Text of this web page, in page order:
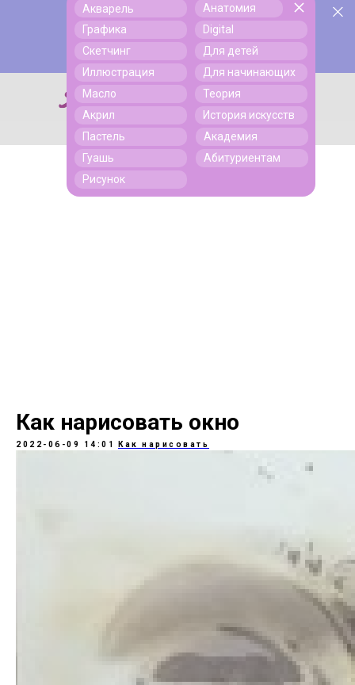
Поиск
Поиск
Акварель
Графика
Скетчинг
Иллюстрация
Масло
Акрил
Пастель
Гуашь
Рисунок
Анатомия
Digital
Для детей
Для начинающих
Теория
История искусств
Академия
Абитуриентам
Как нарисовать окно
2022-06-09 14:01 Как нарисовать